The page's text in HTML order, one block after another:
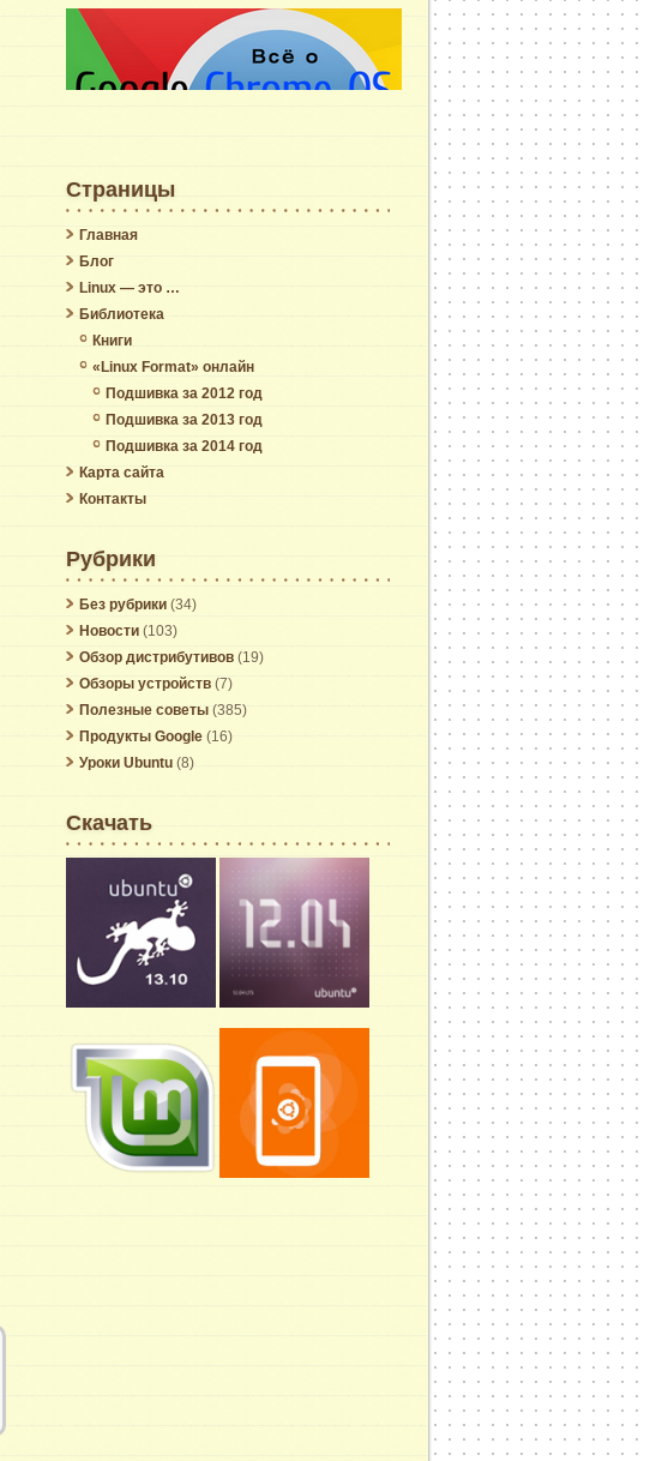
Страницы
Главная
Блог
Linux — это …
Библиотека
Книги
«Linux Format» онлайн
Подшивка за 2012 год
Подшивка за 2013 год
Подшивка за 2014 год
Карта сайта
Контакты
Рубрики
Без рубрики (34)
Новости (103)
Обзор дистрибутивов (19)
Обзоры устройств (7)
Полезные советы (385)
Продукты Google (16)
Уроки Ubuntu (8)
Скачать